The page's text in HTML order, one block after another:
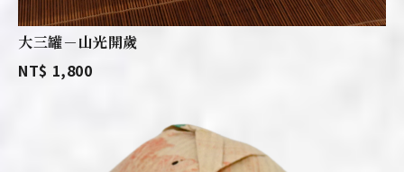
大三罐－山光開歲
NT$ 1,800